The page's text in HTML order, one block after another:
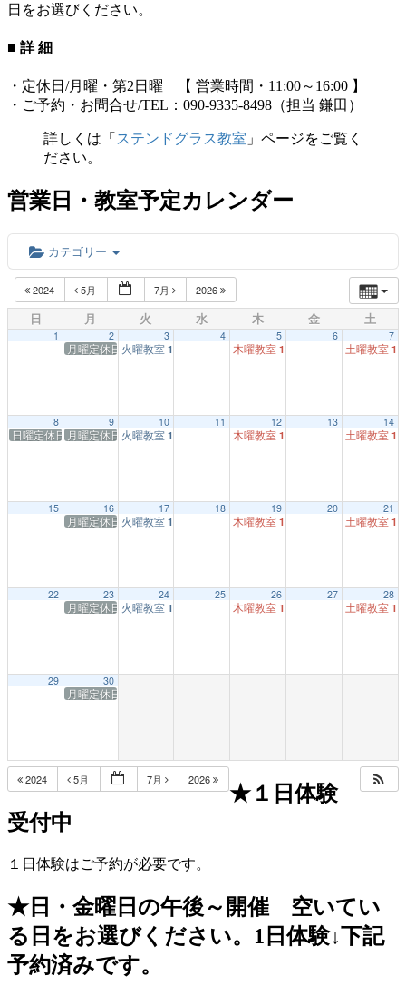
日をお選びください。
■ 詳 細
・定休日/月曜・第2日曜 【 営業時間・11:00～16:00 】
・ご予約・お問合せ/TEL：090-9335-8498（担当 鎌田）
詳しくは「 ステンドグラス教室 」ページをご覧く
ださい。
営業日・教室予定カレンダー
カテゴリー
2024 5月 7月 2026
日 月 火 水 木 金 土
1 2
月曜定休日
3
火曜教室 1:00 PM
4 5
木曜教室 1:00 PM
6 7
土曜教室
8
日曜定休日
9
月曜定休日
10
火曜教室 1:00 PM
11 12
木曜教室 1:00 PM
13 14
土曜教室
15 16
月曜定休日
17
火曜教室 1:00 PM
18 19
木曜教室 1:00 PM
20 21
土曜教室
22 23
月曜定休日
24
火曜教室 1:00 PM
25 26
木曜教室 1:00 PM
27 28
土曜教室
29 30
月曜定休日
2024 5月 7月 2026
★１日体験
受付中
１日体験はご予約が必要です。
★日・金曜日の午後～開催 空いてい
る日をお選びください。1日体験↓下記
予約済みです。